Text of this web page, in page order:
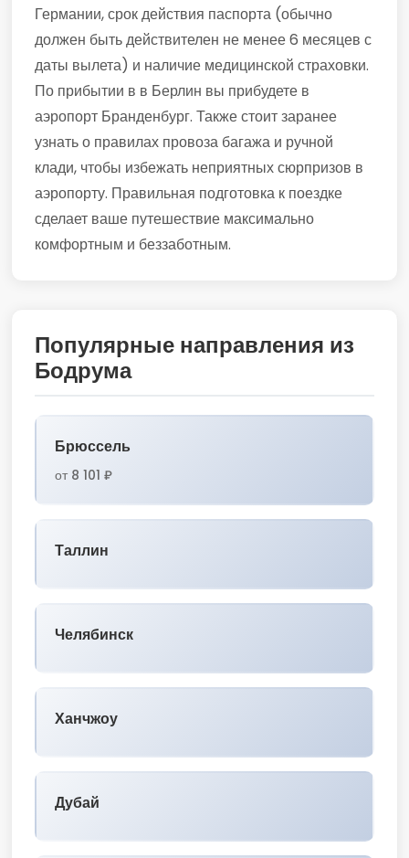
Германии, срок действия паспорта (обычно
должен быть действителен не менее 6 месяцев с
даты вылета) и наличие медицинской страховки.
По прибытии в в Берлин вы прибудете в
аэропорт Бранденбург. Также стоит заранее
узнать о правилах провоза багажа и ручной
клади, чтобы избежать неприятных сюрпризов в
аэропорту. Правильная подготовка к поездке
сделает ваше путешествие максимально
комфортным и беззаботным.
Популярные направления из
Бодрума
Брюссель
от 8 101 ₽
Таллин
Челябинск
Ханчжоу
Дубай